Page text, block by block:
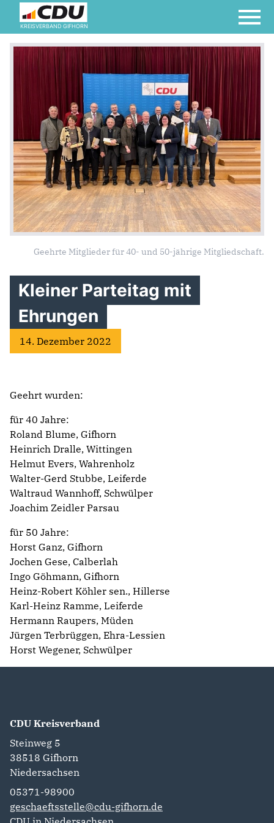
KREISVERBAND GIFHORN
Geehrte Mitglieder für 40- und 50-jährige Mitgliedschaft.
Kleiner Parteitag mit
Ehrungen
14. Dezember 2022
Geehrt wurden:
für 40 Jahre:
Roland Blume, Gifhorn
Heinrich Dralle, Wittingen
Helmut Evers, Wahrenholz
Walter-Gerd Stubbe, Leiferde
Waltraud Wannhoff, Schwülper
Joachim Zeidler Parsau
für 50 Jahre:
Horst Ganz, Gifhorn
Jochen Gese, Calberlah
Ingo Göhmann, Gifhorn
Heinz-Robert Köhler sen., Hillerse
Karl-Heinz Ramme, Leiferde
Hermann Raupers, Müden
Jürgen Terbrüggen, Ehra-Lessien
Horst Wegener, Schwülper
CDU Kreisverband
Steinweg 5
38518 Gifhorn
Niedersachsen
05371-98900
geschaeftsstelle@cdu-gifhorn.de